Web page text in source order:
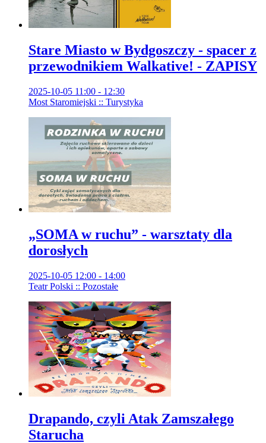
Stare Miasto w Bydgoszczy - spacer z
przewodnikiem Walkative! - ZAPISY
2025-10-05 11:00 - 12:30
Most Staromiejski :: Turystyka
„SOMA w ruchu” - warsztaty dla
dorosłych
2025-10-05 12:00 - 14:00
Teatr Polski :: Pozostałe
Drapando, czyli Atak Zamszałego
Starucha